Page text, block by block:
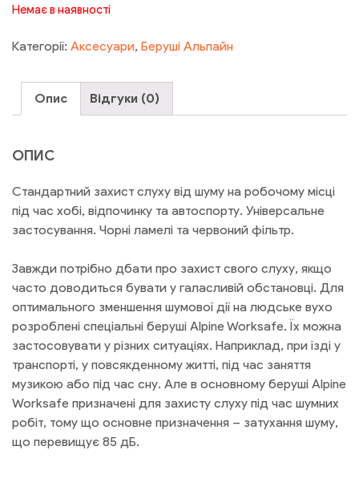
Немає в наявності
Категорії: Аксесуари, Беруші Альпайн
Опис Відгуки (0)
ОПИС
Стандартний захист слуху від шуму на робочому місці
під час хобі, відпочинку та автоспорту. Універсальне
застосування. Чорні ламелі та червоний фільтр.
Завжди потрібно дбати про захист свого слуху, якщо
часто доводиться бувати у галасливій обстановці. Для
оптимального зменшення шумової дії на людське вухо
розроблені спеціальні беруші Alpine Worksafe. Їх можна
застосовувати у різних ситуаціях. Наприклад, при їзді у
транспорті, у повсякденному житті, під час заняття
музикою або під час сну. Але в основному беруші Alpine
Worksafe призначені для захисту слуху під час шумних
робіт, тому що основне призначення – затухання шуму,
що перевищує 85 дБ.